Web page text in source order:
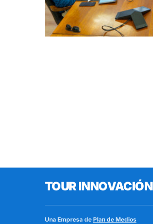
TOUR INNOVACIÓN
Una Empresa de Plan de Medios